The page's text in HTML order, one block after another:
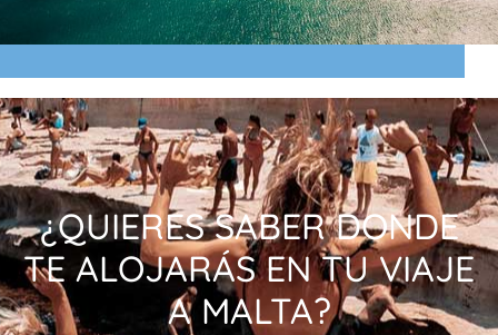
¿QUIERES SABER DONDE
TE ALOJARÁS EN TU VIAJE
A MALTA?